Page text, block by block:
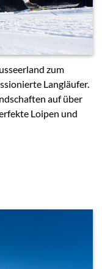
zum
Langläufer.
auf über
Loipen und